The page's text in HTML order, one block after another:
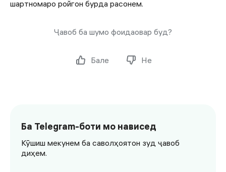
шартномаро ройгон бурда расонем.
Ҷавоб ба шумо фоидаовар буд?
Бале Не
Ба Telegram-боти мо нависед
Кӯшиш мекунем ба саволҳоятон зуд ҷавоб
диҳем.